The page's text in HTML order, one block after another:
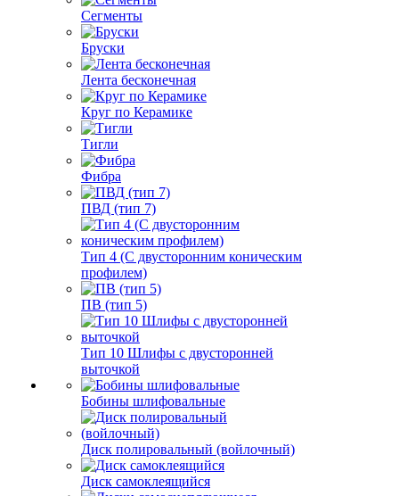
Сегменты
Бруски
Лента бесконечная
Круг по Керамике
Тигли
Фибра
ПВД (тип 7)
Тип 4 (С двусторонним коническим
профилем)
ПВ (тип 5)
Тип 10 Шлифы с двусторонней
выточкой
Бобины шлифовальные
Диск полировальный (войлочный)
Диск самоклеящийся